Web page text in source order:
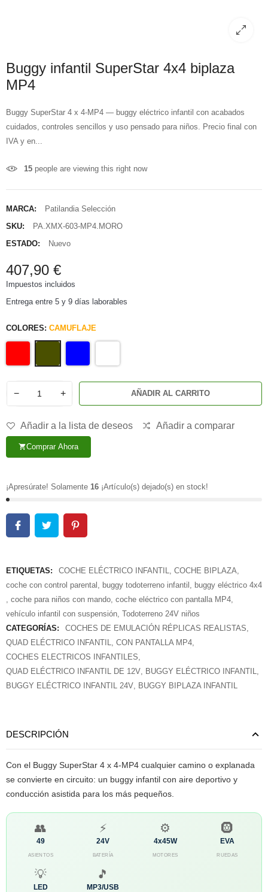
Buggy infantil SuperStar 4x4 biplaza
MP4
Buggy SuperStar 4 x 4-MP4 — buggy eléctrico infantil con acabados
cuidados, controles sencillos y uso pensado para niños. Precio final con
IVA y en...
15 people are viewing this right now
MARCA:
Patilandia Selección
SKU:
PA.XMX-603-MP4.MORO
ESTADO:
Nuevo
407,90 €
Impuestos incluidos
Entrega entre 5 y 9 días laborables
COLORES: CAMUFLAJE
− + AÑADIR AL CARRITO
Añadir a la lista de deseos Añadir a comparar
shopping_cartComprar Ahora
¡Apresúrate! Solamente 16 ¡Artículo(s) dejado(s) en stock!
ETIQUETAS: COCHE ELÉCTRICO INFANTIL COCHE BIPLAZA
coche con control parental
buggy todoterreno infantil
buggy eléctrico 4x4
coche para niños con mando coche eléctrico con pantalla MP4
vehículo infantil con suspensión Todoterreno 24V niños
CATEGORÍAS:
COCHES DE EMULACIÓN RÉPLICAS REALISTAS
QUAD ELÉCTRICO INFANTIL
CON PANTALLA MP4
COCHES ELECTRICOS INFANTILES
QUAD ELÉCTRICO INFANTIL DE 12V BUGGY ELÉCTRICO INFANTIL
BUGGY ELÉCTRICO INFANTIL 24V BUGGY BIPLAZA INFANTIL
DESCRIPCIÓN
Con el Buggy SuperStar 4 x 4-MP4 cualquier camino o explanada
se convierte en circuito: un buggy infantil con aire deportivo y
conducción asistida para los más pequeños.
👥
49
ASIENTOS
⚡
24V
BATERÍA
⚙️
4x45W
MOTORES
🛞
EVA
RUEDAS
💡
LED
🎵
MP3/USB